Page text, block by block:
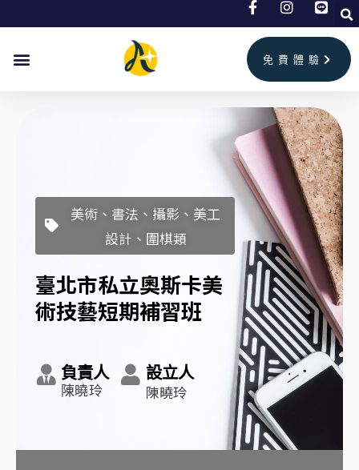
免費體驗
美術、書法、攝影、美工
設計、圍棋類
臺北市私立奧斯卡美
術技藝短期補習班
負責人
陳曉玲
設立人
陳曉玲